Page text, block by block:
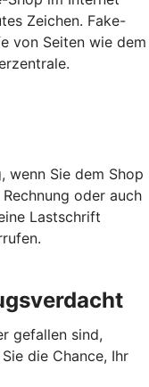
Zeichen. Fake-
von Seiten wie dem
wenn Sie dem Shop
oder auch
Lastschrift
gefallen sind,
die Chance, Ihr